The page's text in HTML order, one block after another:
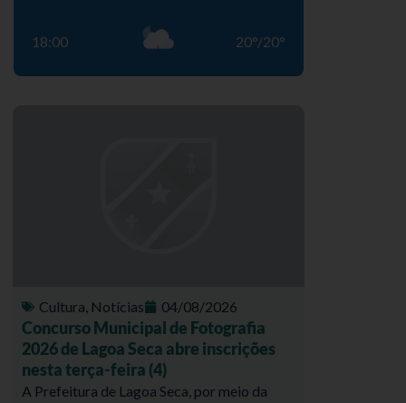
18:00 20°/20°
Cultura, Notícias 04/08/2026
Concurso Municipal de Fotografia
2026 de Lagoa Seca abre inscrições
nesta terça-feira (4)
A Prefeitura de Lagoa Seca, por meio da